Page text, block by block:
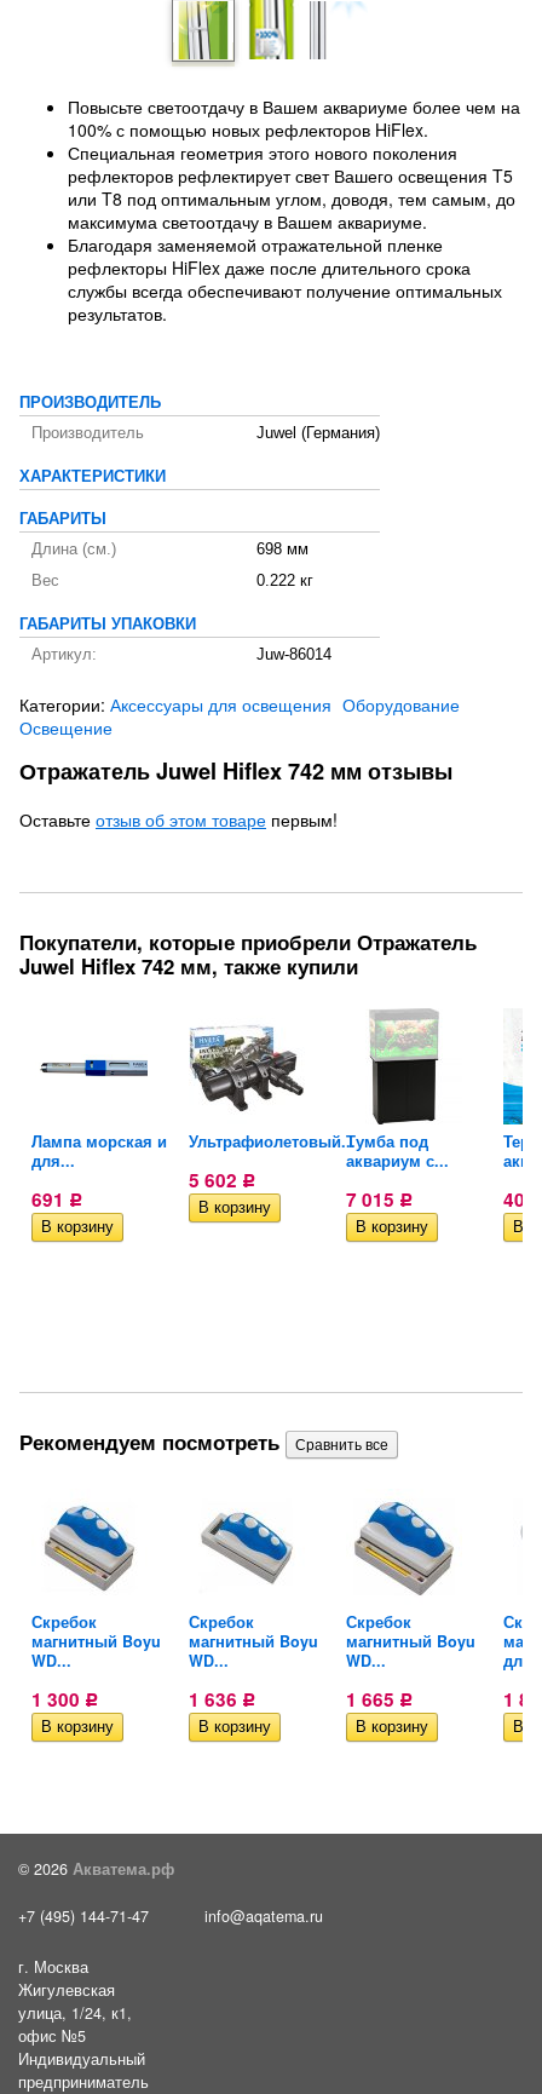
Повысьте светоотдачу в Вашем аквариуме более чем на
100% с помощью новых рефлекторов HiFlex.
Специальная геометрия этого нового поколения
рефлекторов рефлектирует свет Вашего освещения T5
или T8 под оптимальным углом, доводя, тем самым, до
максимума светоотдачу в Вашем аквариуме.
Благодаря заменяемой отражательной пленке
рефлекторы HiFlex даже после длительного срока
службы всегда обеспечивают получение оптимальных
результатов.
ПРОИЗВОДИТЕЛЬ
Производитель
Juwel (Германия)
ХАРАКТЕРИСТИКИ
ГАБАРИТЫ
Длина (см.)
698 мм
Вес
0.222 кг
ГАБАРИТЫ УПАКОВКИ
Артикул:
Juw-86014
Категории: Аксессуары для освещения Оборудование
Освещение
Отражатель Juwel Hiflex 742 мм отзывы
Оставьте отзыв об этом товаре первым!
Покупатели, которые приобрели Отражатель
Juwel Hiflex 742 мм, также купили
Лампа морская и
для...
691 Р
Ультрафиолетовый...
5 602 Р
Тумба под
аквариум с...
7 015 Р 409
Рекомендуем посмотреть
Скребок
магнитный Boyu
WD...
1 300 Р
Скребок
магнитный Boyu
WD...
1 636 Р
Скребок
магнитный Boyu
WD...
1 665 Р 1
© 2026 Акватема.рф
+7 (495) 144-71-47 info@aqatema.ru
г. Москва
Жигулевская
улица, 1/24, к1,
офис №5
Индивидуальный
предприниматель